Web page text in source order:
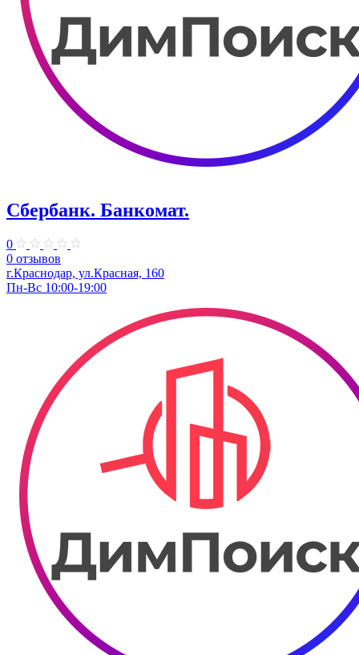
Сбербанк. Банкомат.
0
0 отзывов
г.Краснодар, ул.​Красная, 160
Пн-Вс 10:00-19:00